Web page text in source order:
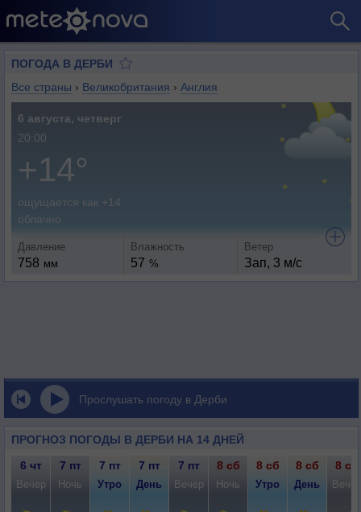
ПОГОДА В ДЕРБИ
Все страны › Великобритания › Англия
6 августа, четверг
20:00
+14°
ощущается как +14
облачно
Давление
758 мм
Влажность
57 %
Ветер
Зап, 3 м/с
Прослушать погоду в Дерби
ПРОГНОЗ ПОГОДЫ В ДЕРБИ НА 14 ДНЕЙ
6 чт 7 пт 7 пт 7 пт 7 пт 8 сб 8 сб 8 сб 8 сб
Вечер Ночь Утро День Вечер Ночь Утро День Вечер